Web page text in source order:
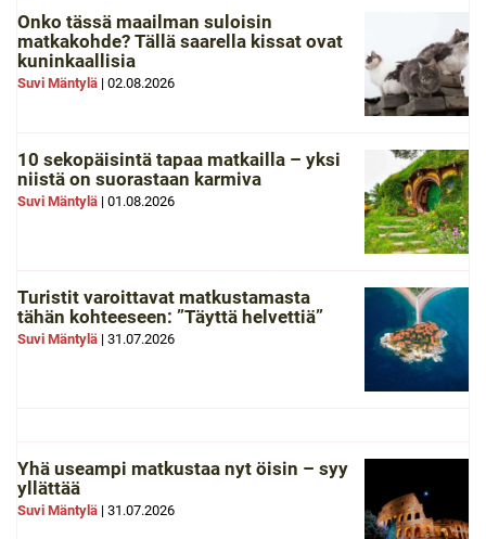
Onko tässä maailman suloisin
matkakohde? Tällä saarella kissat ovat
kuninkaallisia
Suvi Mäntylä | 02.08.2026
10 sekopäisintä tapaa matkailla – yksi
niistä on suorastaan karmiva
Suvi Mäntylä | 01.08.2026
Turistit varoittavat matkustamasta
tähän kohteeseen: ”Täyttä helvettiä”
Suvi Mäntylä | 31.07.2026
Yhä useampi matkustaa nyt öisin – syy
yllättää
Suvi Mäntylä | 31.07.2026